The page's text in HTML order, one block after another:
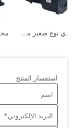
عمودي نوع صغير محرك مخفض التروس
استفسار المنتج